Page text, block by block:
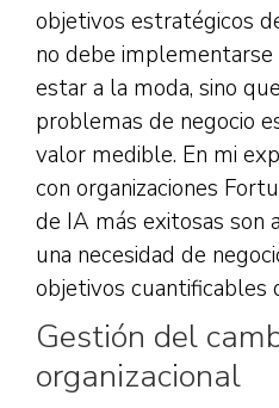
objetivos estratégicos
no debe
estar a la moda, sino
problemas de negocio
valor medible. En mi
con organizaciones
de IA más exitosas son
una necesidad de
objetivos cuantificables
Gestión del
organizacional